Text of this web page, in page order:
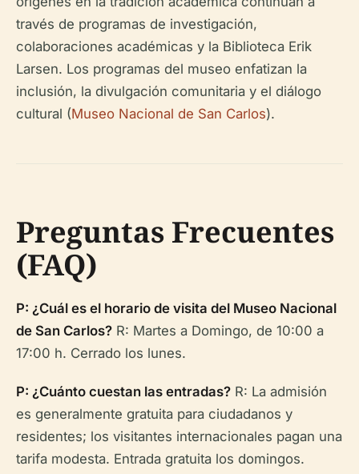
través de programas de investigación,
colaboraciones académicas y la Biblioteca Erik
Larsen. Los programas del museo enfatizan la
inclusión, la divulgación comunitaria y el diálogo
cultural (Museo Nacional de San Carlos).
Preguntas Frecuentes
(FAQ)
P: ¿Cuál es el horario de visita del Museo Nacional
de San Carlos? R: Martes a Domingo, de 10:00 a
17:00 h. Cerrado los lunes.
P: ¿Cuánto cuestan las entradas? R: La admisión
es generalmente gratuita para ciudadanos y
residentes; los visitantes internacionales pagan una
tarifa modesta. Entrada gratuita los domingos.